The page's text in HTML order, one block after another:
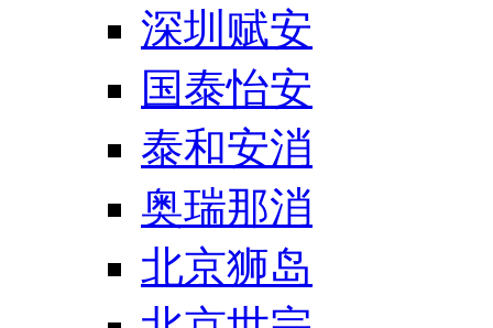
深圳赋安
国泰怡安
泰和安消
奥瑞那消
北京狮岛